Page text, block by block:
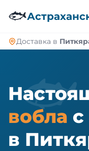
🐟
Доставка в
🐟
вобла
в